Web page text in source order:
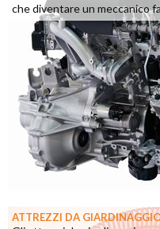
che diventare un meccanico
ATTREZZI DA